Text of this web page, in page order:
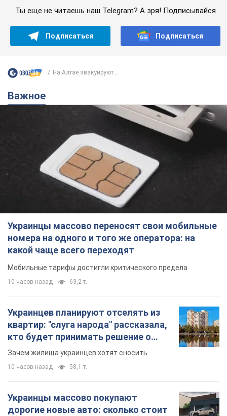
Ты еще не читаешь наш Telegram? А зря! Подписывайся
Подписаться Подписаться
На Алтае эвакуируют...
Важное
Украинцы массово переносят свои мобильные
номера на одного и того же оператора: на
какой чаще всего переходят
Мобильные тарифы достигли критического предела
10 часов назад 63,2 т.
Украинцев планируют отселять из
квартир: "слуга народа" рассказала,
кто будет принимать решение о
сносе домов
Зачем жилища украинцев хотят сносить
10 часов назад 58,1 т.
Украинцы массово покупают
дорогие новые авто: сколько стоит